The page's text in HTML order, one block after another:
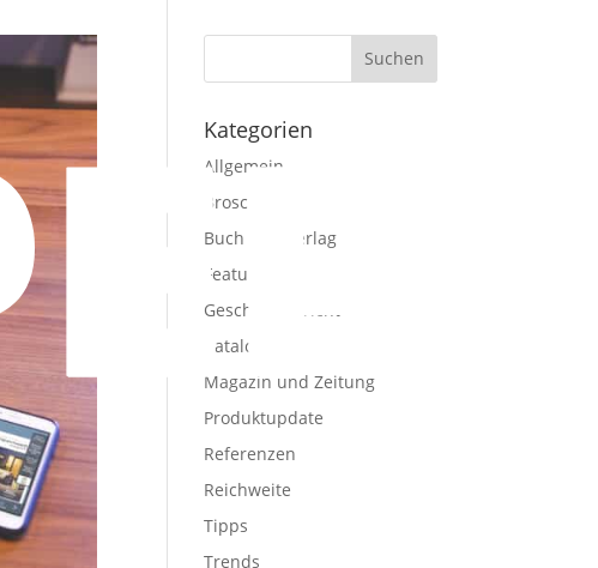
Kategorien
Allgemein
Broschüre
Buch und Verlag
Features
Geschäftsbericht
Katalog
Magazin und Zeitung
Produktupdate
Referenzen
Reichweite
Tipps
Trends